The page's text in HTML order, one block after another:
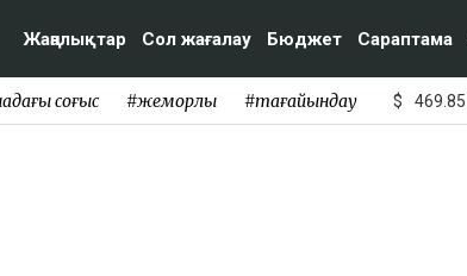
Жаңалықтар Сол жағалау Бюджет Сараптама
соғыс #жемқорлық #тағайындау $ 469.85